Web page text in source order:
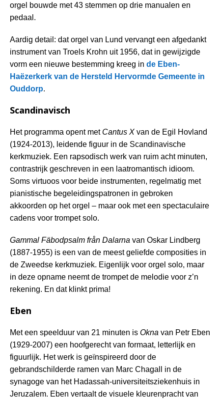
orgel bouwde met 43 stemmen op drie manualen en
pedaal.
Aardig detail: dat orgel van Lund vervangt een afgedankt
instrument van Troels Krohn uit 1956, dat in gewijzigde
vorm een nieuwe bestemming kreeg in de Eben-
Haëzerkerk van de Hersteld Hervormde Gemeente in
Ouddorp.
Scandinavisch
Het programma opent met Cantus X van de Egil Hovland
(1924-2013), leidende figuur in de Scandinavische
kerkmuziek. Een rapsodisch werk van ruim acht minuten,
contrastrijk geschreven in een laatromantisch idioom.
Soms virtuoos voor beide instrumenten, regelmatig met
pianistische begeleidingspatronen in gebroken
akkoorden op het orgel – maar ook met een spectaculaire
cadens voor trompet solo.
Gammal Fäbodpsalm från Dalarna van Oskar Lindberg
(1887-1955) is een van de meest geliefde composities in
de Zweedse kerkmuziek. Eigenlijk voor orgel solo, maar
in deze opname neemt de trompet de melodie voor z’n
rekening. En dat klinkt prima!
Eben
Met een speelduur van 21 minuten is Okna van Petr Eben
(1929-2007) een hoofgerecht van formaat, letterlijk en
figuurlijk. Het werk is geïnspireerd door de
gebrandschilderde ramen van Marc Chagall in de
synagoge van het Hadassah-universiteitsziekenhuis in
Jeruzalem. Eben vertaalt de visuele kleurenpracht van